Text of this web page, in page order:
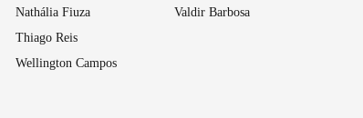
Nathália Fiuza
Thiago Reis
Wellington Campos
Valdir Barbosa